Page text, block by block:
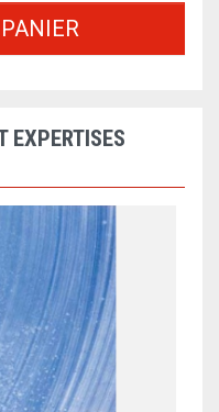
EXPERTISES